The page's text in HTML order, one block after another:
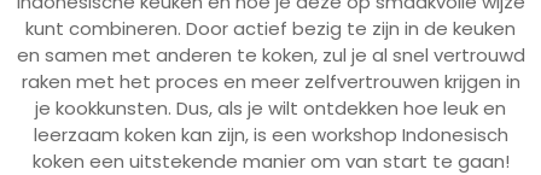
kunt combineren. Door actief bezig te zijn in de keuken
en samen met anderen te koken, zul je al snel vertrouwd
raken met het proces en meer zelfvertrouwen krijgen in
je kookkunsten. Dus, als je wilt ontdekken hoe leuk en
leerzaam koken kan zijn, is een workshop Indonesisch
koken een uitstekende manier om van start te gaan!